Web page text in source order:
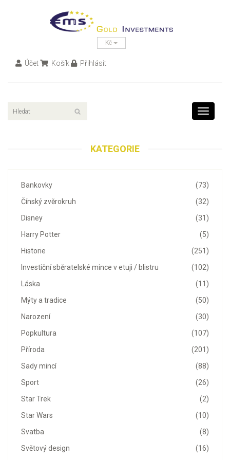
Kč
Účet Košík Přihlásit
Toggle
KATEGORIE
(73)
Bankovky
(32)
Čínský zvěrokruh
(31)
Disney
(5)
Harry Potter
(251)
Historie
(102)
Investiční sběratelské mince v etuji / blistru
(11)
Láska
(50)
Mýty a tradice
(30)
Narození
(107)
Popkultura
(201)
Příroda
(88)
Sady mincí
(26)
Sport
(2)
Star Trek
(10)
Star Wars
(8)
Svatba
(16)
Světový design